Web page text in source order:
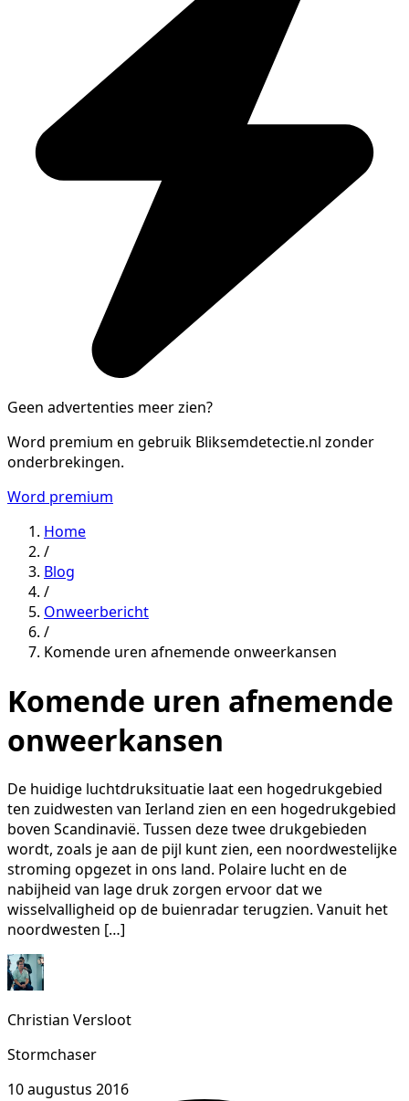
Geen advertenties meer zien?
Word premium en gebruik Bliksemdetectie.nl zonder
onderbrekingen.
Word premium
Home
/
Blog
/
Onweerbericht
/
Komende uren afnemende onweerkansen
Komende uren afnemende
onweerkansen
De huidige luchtdruksituatie laat een hogedrukgebied
ten zuidwesten van Ierland zien en een hogedrukgebied
boven Scandinavië. Tussen deze twee drukgebieden
wordt, zoals je aan de pijl kunt zien, een noordwestelijke
stroming opgezet in ons land. Polaire lucht en de
nabijheid van lage druk zorgen ervoor dat we
wisselvalligheid op de buienradar terugzien. Vanuit het
noordwesten […]
Christian Versloot
Stormchaser
10 augustus 2016